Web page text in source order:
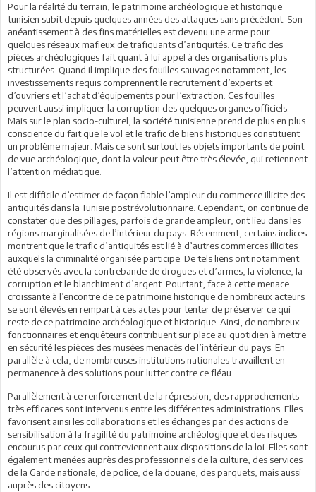
Pour la réalité du terrain, le patrimoine archéologique et historique
tunisien subit depuis quelques années des attaques sans précédent. Son
anéantissement à des fins matérielles est devenu une arme pour
quelques réseaux mafieux de trafiquants d’antiquités. Ce trafic des
pièces archéologiques fait quant à lui appel à des organisations plus
structurées. Quand il implique des fouilles sauvages notamment, les
investissements requis comprennent le recrutement d’experts et
d’ouvriers et l’achat d’équipements pour l’extraction. Ces fouilles
peuvent aussi impliquer la corruption des quelques organes officiels.
Mais sur le plan socio-culturel, la société tunisienne prend de plus en plus
conscience du fait que le vol et le trafic de biens historiques constituent
un problème majeur. Mais ce sont surtout les objets importants de point
de vue archéologique, dont la valeur peut être très élevée, qui retiennent
l’attention médiatique.
Il est difficile d’estimer de façon fiable l’ampleur du commerce illicite des
antiquités dans la Tunisie postrévolutionnaire. Cependant, on continue de
constater que des pillages, parfois de grande ampleur, ont lieu dans les
régions marginalisées de l’intérieur du pays. Récemment, certains indices
montrent que le trafic d’antiquités est lié à d’autres commerces illicites
auxquels la criminalité organisée participe. De tels liens ont notamment
été observés avec la contrebande de drogues et d’armes, la violence, la
corruption et le blanchiment d’argent. Pourtant, face à cette menace
croissante à l’encontre de ce patrimoine historique de nombreux acteurs
se sont élevés en rempart à ces actes pour tenter de préserver ce qui
reste de ce patrimoine archéologique et historique. Ainsi, de nombreux
fonctionnaires et enquêteurs contribuent sur place au quotidien à mettre
en sécurité les pièces des musées menacés de l’intérieur du pays. En
parallèle à cela, de nombreuses institutions nationales travaillent en
permanence à des solutions pour lutter contre ce fléau.
Parallèlement à ce renforcement de la répression, des rapprochements
très efficaces sont intervenus entre les différentes administrations. Elles
favorisent ainsi les collaborations et les échanges par des actions de
sensibilisation à la fragilité du patrimoine archéologique et des risques
encourus par ceux qui contreviennent aux dispositions de la loi. Elles sont
également menées auprès des professionnels de la culture, des services
de la Garde nationale, de police, de la douane, des parquets, mais aussi
auprès des citoyens.